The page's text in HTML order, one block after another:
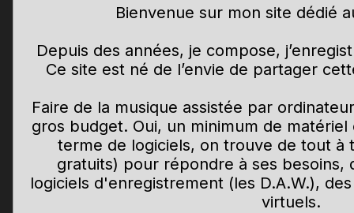
Bienvenue sur mon site dédié
Depuis des années, je compose,
Ce site est né de l’envie de partager
Faire de la musique assistée par
gros budget. Oui, un minimum de
terme de logiciels, on trouve de tout à
gratuits) pour répondre à ses besoins,
logiciels d'enregistrement (les D.A.W.),
virtuels.